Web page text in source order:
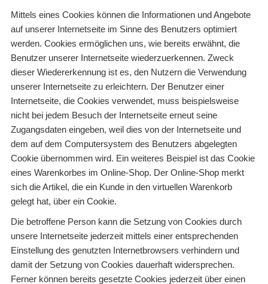
Mittels eines Cookies können die Informationen und Angebote
auf unserer Internetseite im Sinne des Benutzers optimiert
werden. Cookies ermöglichen uns, wie bereits erwähnt, die
Benutzer unserer Internetseite wiederzuerkennen. Zweck
dieser Wiedererkennung ist es, den Nutzern die Verwendung
unserer Internetseite zu erleichtern. Der Benutzer einer
Internetseite, die Cookies verwendet, muss beispielsweise
nicht bei jedem Besuch der Internetseite erneut seine
Zugangsdaten eingeben, weil dies von der Internetseite und
dem auf dem Computersystem des Benutzers abgelegten
Cookie übernommen wird. Ein weiteres Beispiel ist das Cookie
eines Warenkorbes im Online-Shop. Der Online-Shop merkt
sich die Artikel, die ein Kunde in den virtuellen Warenkorb
gelegt hat, über ein Cookie.
Die betroffene Person kann die Setzung von Cookies durch
unsere Internetseite jederzeit mittels einer entsprechenden
Einstellung des genutzten Internetbrowsers verhindern und
damit der Setzung von Cookies dauerhaft widersprechen.
Ferner können bereits gesetzte Cookies jederzeit über einen